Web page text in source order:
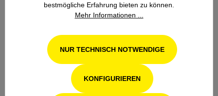
1.087,15 €*
(15% gespart)
bestmögliche Erfahrung bieten zu können.
Mehr Informationen ...
NUR TECHNISCH NOTWENDIGE
KONFIGURIEREN